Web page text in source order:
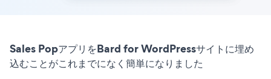
Sales PopアプリをBard for WordPressサイトに埋め
込むことがこれまでになく簡単になりました